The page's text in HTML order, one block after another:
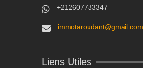
+212607783347
immotaroudant@gmail.com
Liens Utiles